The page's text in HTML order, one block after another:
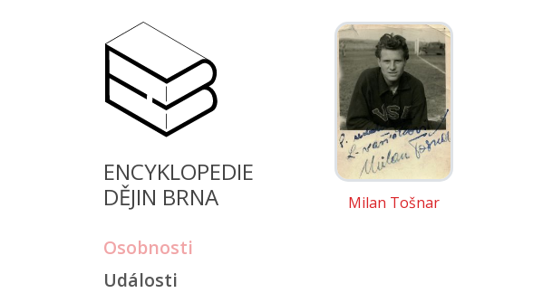
ENCYKLOPEDIE
DĚJIN BRNA
Osobnosti
Události
Milan Tošnar